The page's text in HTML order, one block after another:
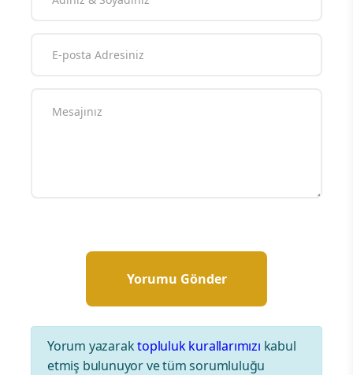
Yorum yazaraktopluluk kurallarımızı kabul
etmiş bulunuyor ve tüm sorumluluğu